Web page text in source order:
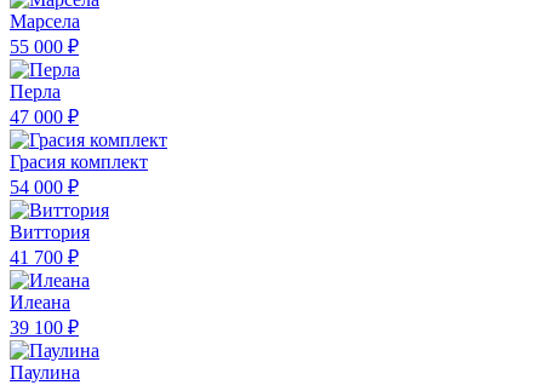
Марсела
55 000 ₽
Перла
47 000 ₽
Грасия комплект
54 000 ₽
Виттория
41 700 ₽
Илеана
39 100 ₽
Паулина